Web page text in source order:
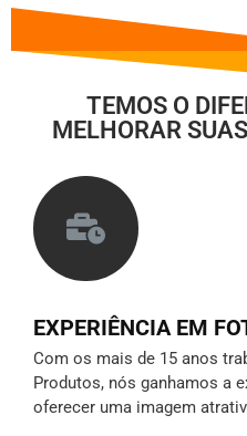
TEMOS O
MELHORAR
EXPERIÊNCIA EM
Com os mais de 15 anos
Produtos, nós ganhamos a
oferecer uma imagem